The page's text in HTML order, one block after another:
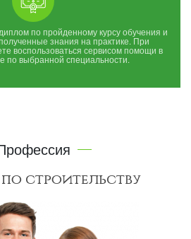
по пройденному курсу обучения и
знания на практике. При
воспользоваться сервисом помощи в
по выбранной специальности.
строительству